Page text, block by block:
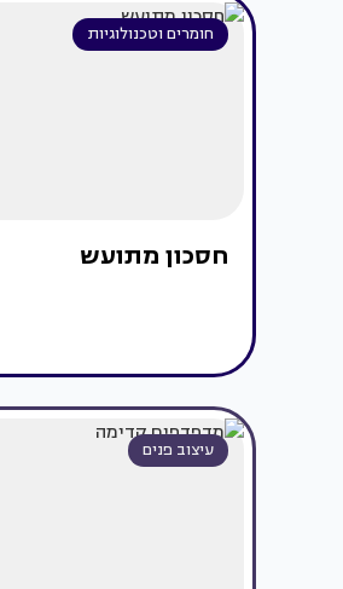
חומרים וטכנולוגיות
חסכון מתועש
עיצוב פנים